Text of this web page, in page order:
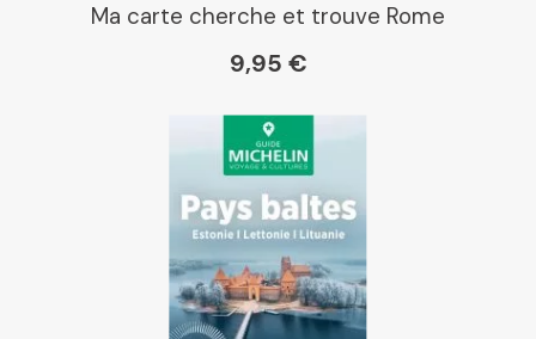
Ma carte cherche et trouve Rome
9,95 €